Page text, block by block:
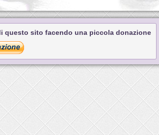
questo sito facendo una piccola donazione